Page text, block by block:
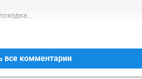
все комментарии